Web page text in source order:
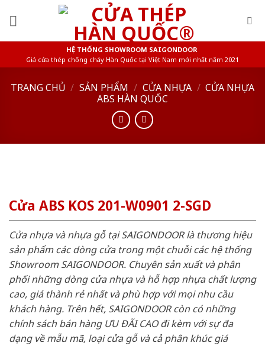
HỆ THỐNG SHOWROOM SAIGONDOOR
Giá cửa thép chống cháy Hàn Quốc tại Việt Nam mới nhất năm 2021
TRANG CHỦ / SẢN PHẨM / CỬA NHỰA / CỬA NHỰA
ABS HÀN QUỐC
Cửa ABS KOS 201-W0901 2-SGD
Cửa nhựa và nhựa gỗ tại SAIGONDOOR là thương hiệu
sản phẩm các dòng cửa trong một chuỗi các hệ thống
Showroom SAIGONDOOR. Chuyên sản xuất và phân
phối những dòng cửa nhựa và hỗ hợp nhựa chất lượng
cao, giá thành rẻ nhất và phù hợp với mọi nhu cầu
khách hàng. Trên hết, SAIGONDOOR còn có những
chính sách bán hàng ƯU ĐÃI CAO đi kèm với sự đa
dạng về mẫu mã, loại cửa gỗ và cả phân khúc giá